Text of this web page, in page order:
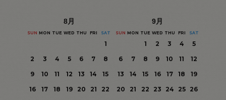
8月
SUN MON TUE WED THU FRI SAT
1
2
3 4 5 6 7
8
9
10 11 12 13 14
15
16
17 18 19 20 21
22
9月
SUN MON TUE WED THU FRI SAT
1 2 3 4
5
6
7 8 9 10 11
12
13
14 15 16 17 18
19
20
21 22 23 24 25
26